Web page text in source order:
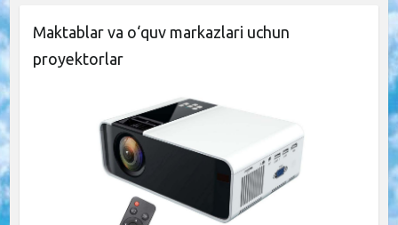
Maktablar va o‘quv markazlari uchun
proyektorlar